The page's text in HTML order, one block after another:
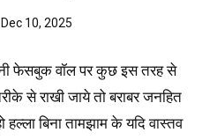
Dec 10, 2025
फेसबुक वॉल पर कुछ इस तरह से
से राखी जाये तो बराबर जनहित
बिना तामझाम के यदि वास्तव